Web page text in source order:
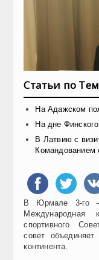
Статьи по
На Адажском
На дне
В Латвию с
Командованием
В Юрмале 3-го
Международная
спортивного
совет
континента.